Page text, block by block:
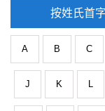
按姓氏首
A B C
J K